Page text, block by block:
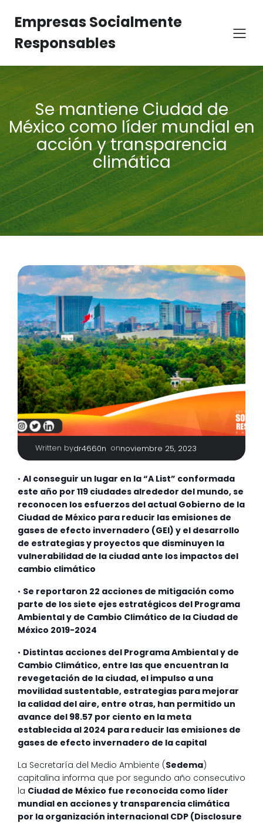
Empresas Socialmente
Responsables
Se mantiene Ciudad de
México como líder mundial en
acción y transparencia
climática
Written bydr4660n onnoviembre 25, 2023
• Al conseguir un lugar en la “A List” conformada
este año por 119 ciudades alrededor del mundo, se
reconocen los esfuerzos del actual Gobierno de la
Ciudad de México para reducir las emisiones de
gases de efecto invernadero (GEI) y el desarrollo
de estrategias y proyectos que disminuyen la
vulnerabilidad de la ciudad ante los impactos del
cambio climático
• Se reportaron 22 acciones de mitigación como
parte de los siete ejes estratégicos del Programa
Ambiental y de Cambio Climático de la Ciudad de
México 2019-2024
• Distintas acciones del Programa Ambiental y de
Cambio Climático, entre las que encuentran la
revegetación de la ciudad, el impulso a una
movilidad sustentable, estrategias para mejorar
la calidad del aire, entre otras, han permitido un
avance del 98.57 por ciento en la meta
establecida al 2024 para reducir las emisiones de
gases de efecto invernadero de la capital
La Secretaría del Medio Ambiente (Sedema)
capitalina informa que por segundo año consecutivo
la Ciudad de México fue reconocida como líder
mundial en acciones y transparencia climática
por la organización internacional CDP (Disclosure